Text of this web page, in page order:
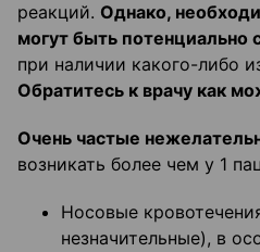
реакций. Однако,
могут быть потенциально
при наличии какого-либо
Обратитесь к врачу как
Очень частые
возникать более чем у 1
Носовые
незначительные), в